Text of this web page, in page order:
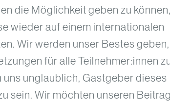
die Möglichkeit geben zu können,
wieder auf einem internationalen
Wir werden unser Bestes
für alle Teilnehmer:innen
uns unglaublich, Gastgeber dieses
sein. Wir möchten unseren Beitrag